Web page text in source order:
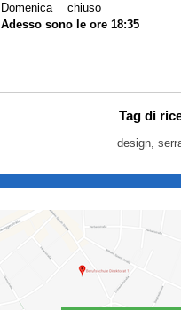
Domenica
chiuso
Adesso sono le ore 18:35
Tag di
design,